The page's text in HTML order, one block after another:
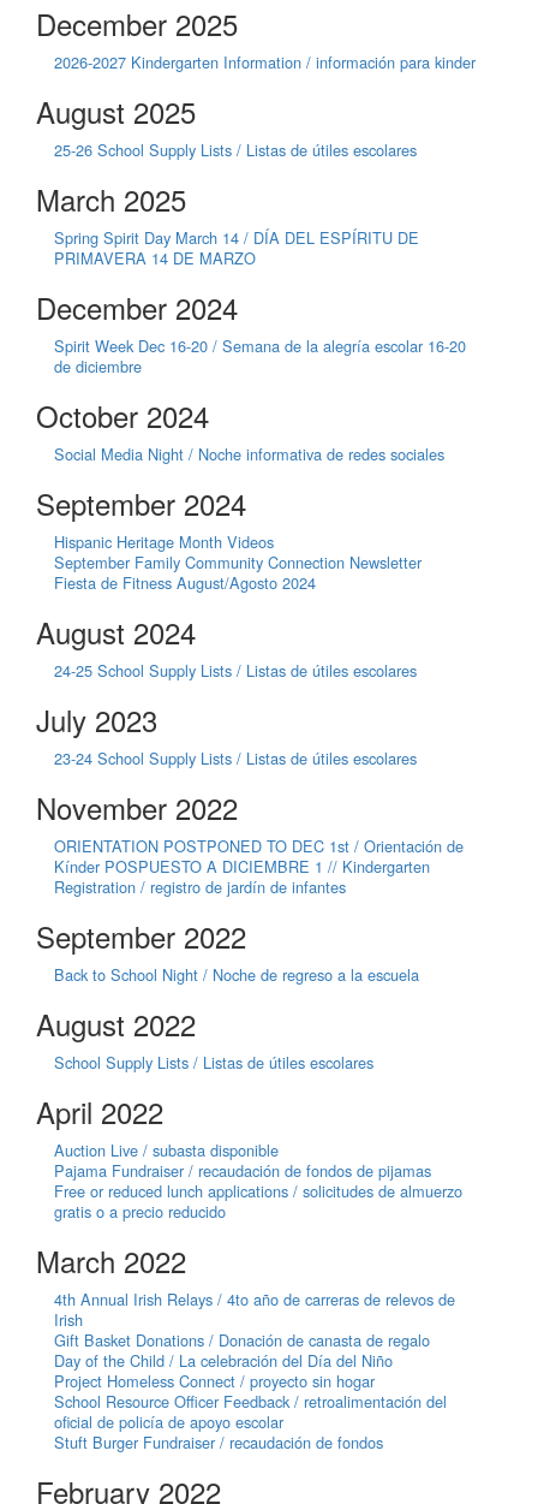
December 2025
2026-2027 Kindergarten Information / información para kinder
August 2025
25-26 School Supply Lists / Listas de útiles escolares
March 2025
Spring Spirit Day March 14 / DÍA DEL ESPÍRITU DE
PRIMAVERA 14 DE MARZO
December 2024
Spirit Week Dec 16-20 / Semana de la alegría escolar 16-20
de diciembre
October 2024
Social Media Night / Noche informativa de redes sociales
September 2024
Hispanic Heritage Month Videos
September Family Community Connection Newsletter
Fiesta de Fitness August/Agosto 2024
August 2024
24-25 School Supply Lists / Listas de útiles escolares
July 2023
23-24 School Supply Lists / Listas de útiles escolares
November 2022
ORIENTATION POSTPONED TO DEC 1st / Orientación de
Kínder POSPUESTO A DICIEMBRE 1 // Kindergarten
Registration / registro de jardín de infantes
September 2022
Back to School Night / Noche de regreso a la escuela
August 2022
School Supply Lists / Listas de útiles escolares
April 2022
Auction Live / subasta disponible
Pajama Fundraiser / recaudación de fondos de pijamas
Free or reduced lunch applications / solicitudes de almuerzo
gratis o a precio reducido
March 2022
4th Annual Irish Relays / 4to año de carreras de relevos de
Irish
Gift Basket Donations / Donación de canasta de regalo
Day of the Child / La celebración del Día del Niño
Project Homeless Connect / proyecto sin hogar
School Resource Officer Feedback / retroalimentación del
oficial de policía de apoyo escolar
Stuft Burger Fundraiser / recaudación de fondos
February 2022